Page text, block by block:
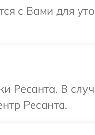
с Вами для
Ресанта. В
Ресанта.